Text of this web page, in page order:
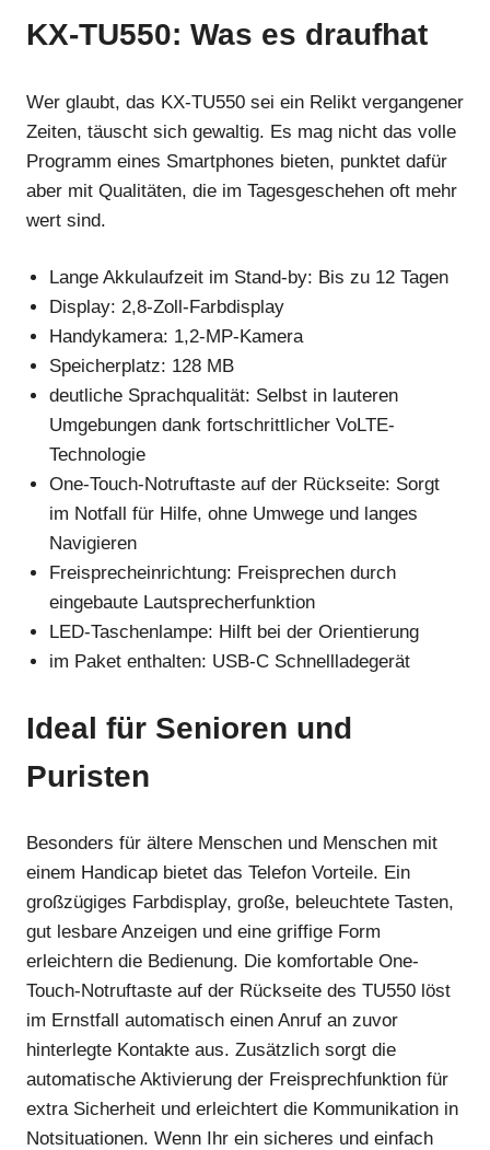
KX-TU550: Was es draufhat
Wer glaubt, das KX-TU550 sei ein Relikt vergangener
Zeiten, täuscht sich gewaltig. Es mag nicht das volle
Programm eines Smartphones bieten, punktet dafür
aber mit Qualitäten, die im Tagesgeschehen oft mehr
wert sind.
Lange Akkulaufzeit im Stand-by: Bis zu 12 Tagen
Display: 2,8-Zoll-Farbdisplay
Handykamera: 1,2-MP-Kamera
Speicherplatz: 128 MB
deutliche Sprachqualität: Selbst in lauteren
Umgebungen dank fortschrittlicher VoLTE-
Technologie
One-Touch-Notruftaste auf der Rückseite: Sorgt
im Notfall für Hilfe, ohne Umwege und langes
Navigieren
Freisprecheinrichtung: Freisprechen durch
eingebaute Lautsprecherfunktion
LED-Taschenlampe: Hilft bei der Orientierung
im Paket enthalten: USB-C Schnellladegerät
Ideal für Senioren und
Puristen
Besonders für ältere Menschen und Menschen mit
einem Handicap bietet das Telefon Vorteile. Ein
großzügiges Farbdisplay, große, beleuchtete Tasten,
gut lesbare Anzeigen und eine griffige Form
erleichtern die Bedienung. Die komfortable One-
Touch-Notruftaste auf der Rückseite des TU550 löst
im Ernstfall automatisch einen Anruf an zuvor
hinterlegte Kontakte aus. Zusätzlich sorgt die
automatische Aktivierung der Freisprechfunktion für
extra Sicherheit und erleichtert die Kommunikation in
Notsituationen. Wenn Ihr ein sicheres und einfach